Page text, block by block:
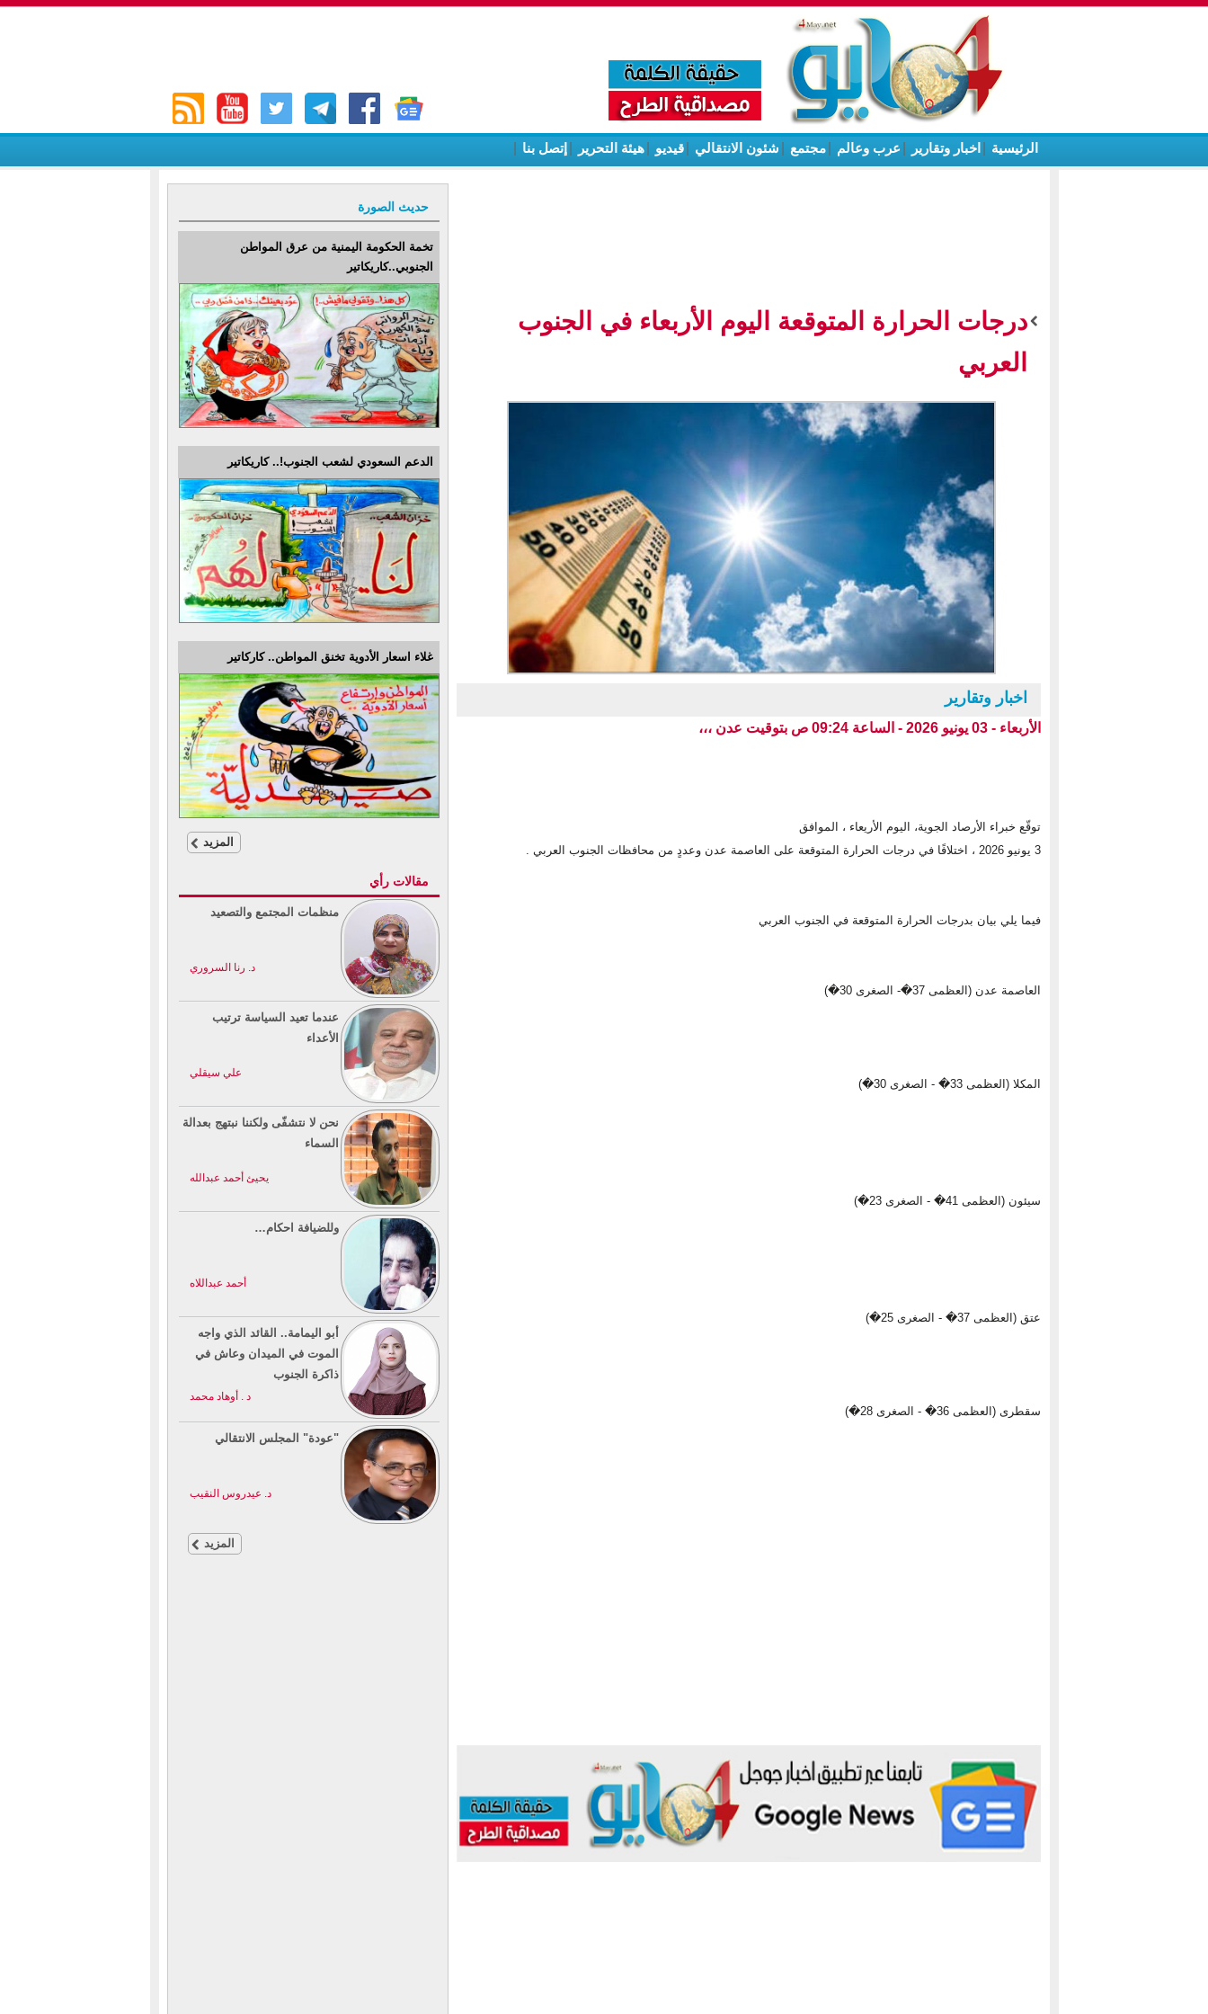
الرئيسية اخبار وتقارير عرب وعالم مجتمع شئون الانتقالي قيديو هيئة التحرير إتصل بنا
حديث الصورة
تخمة الحكومة اليمنية من عرق المواطن
الجنوبي..كاريكاتير
الدعم السعودي لشعب الجنوب!.. كاريكاتير
غلاء اسعار الأدوية تخنق المواطن.. كاركاتير
المزيد
مقالات رأي
منظمات المجتمع والتصعيد
د. رنا السروري
عندما تعيد السياسة ترتيب
الأعداء
علي سيقلي
نحن لا نتشفّى ولكننا نبتهج بعدالة
السماء
يحيئ أحمد عبدالله
وللضيافة احكام…
أحمد عبداللاه
أبو اليمامة.. القائد الذي واجه
الموت في الميدان وعاش في
ذاكرة الجنوب
د . أوهاد محمد
"عودة" المجلس الانتقالي
د. عيدروس النقيب
المزيد
درجات الحرارة المتوقعة اليوم الأربعاء في الجنوب
العربي
اخبار وتقارير
الأربعاء - 03 يونيو 2026 - الساعة 09:24 ص بتوقيت عدن ،،،
توقّع خبراء الأرصاد الجوية، اليوم الأريعاء ، الموافق
3 يونيو 2026 ، اختلافًا في درجات الحرارة المتوقعة على العاصمة عدن وعددٍ من محافظات الجنوب العربي .
فيما يلي بيان بدرجات الحرارة المتوقعة في الجنوب العربي
العاصمة عدن (العظمى 37�- الصغرى 30�)
المكلا (العظمى 33� - الصغرى 30�)
سيئون (العظمى 41� - الصغرى 23�)
عتق (العظمى 37� - الصغرى 25�)
سقطرى (العظمى 36� - الصغرى 28�)